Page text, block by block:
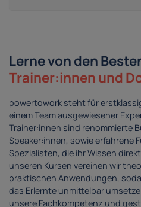
Lerne von den
Trainer:innen und
powertowork steht für
einem Team ausgewiesener
Trainer:innen sind renommierte
Speaker:innen, sowie erfahrene
Spezialisten, die ihr Wissen
unseren Kursen vereinen wir
praktischen Anwendungen,
das Erlernte unmittelbar
unsere Fachkompetenz und